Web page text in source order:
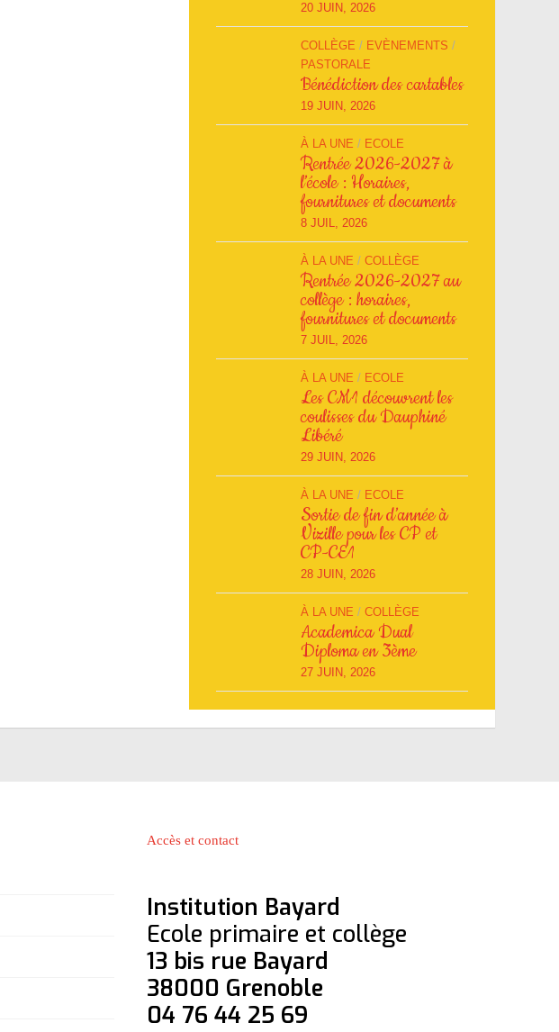
20 JUIN, 2026
COLLÈGE / EVÈNEMENTS /
PASTORALE
Bénédiction des cartables
19 JUIN, 2026
À LA UNE / ECOLE
Rentrée 2026-2027 à
l’école : Horaires,
fournitures et documents
8 JUIL, 2026
À LA UNE / COLLÈGE
Rentrée 2026-2027 au
collège : horaires,
fournitures et documents
7 JUIL, 2026
À LA UNE / ECOLE
Les CM1 découvrent les
coulisses du Dauphiné
Libéré
29 JUIN, 2026
À LA UNE / ECOLE
Sortie de fin d’année à
Vizille pour les CP et
CP-CE1
28 JUIN, 2026
À LA UNE / COLLÈGE
Academica Dual
Diploma en 3ème
27 JUIN, 2026
Accès et contact
Institution Bayard
Ecole primaire et collège
13 bis rue Bayard
38000 Grenoble
04 76 44 25 69